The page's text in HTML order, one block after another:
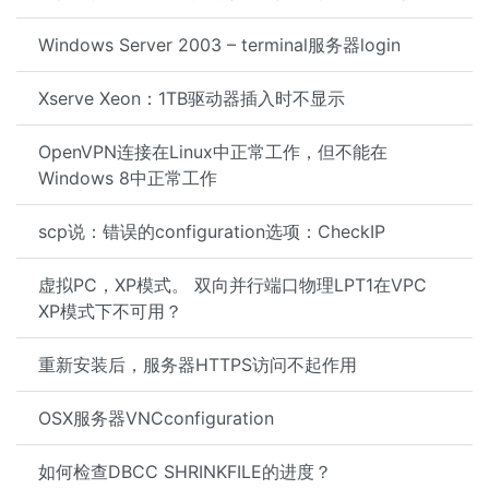
Windows Server 2003 – terminal服务器login
Xserve Xeon：1TB驱动器插入时不显示
OpenVPN连接在Linux中正常工作，但不能在
Windows 8中正常工作
scp说：错误的configuration选项：CheckIP
虚拟PC，XP模式。 双向并行端口物理LPT1在VPC
XP模式下不可用？
重新安装后，服务器HTTPS访问不起作用
OSX服务器VNCconfiguration
如何检查DBCC SHRINKFILE的进度？